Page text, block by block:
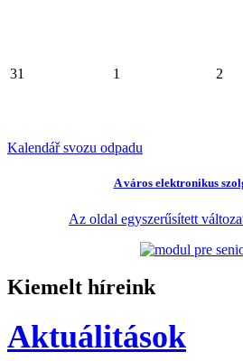
31 1 2
Kalendář svozu odpadu
A város elektronikus
Az oldal egyszerűsített
Kiemelt híreink
Aktuálitások